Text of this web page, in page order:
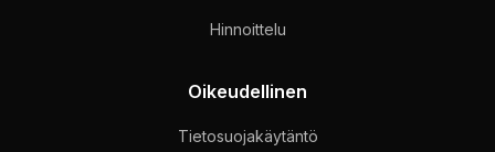
Hinnoittelu
Oikeudellinen
Tietosuojakäytäntö